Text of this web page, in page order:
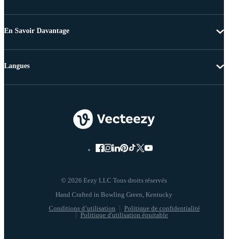
En Savoir Davantage
© 2026 Eezy LLC Tous droits réservés
Conditions d’utilisation
Politique de confidentialité
Politique d'utilisation équitable
Langues